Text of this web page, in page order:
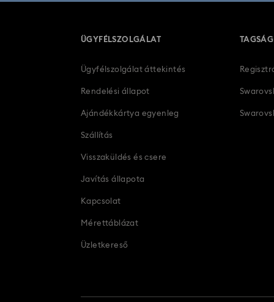
ÜGYFÉLSZOLGÁLAT
Ügyfélszolgálat áttekintés
Rendelési állapot
Ajándékkártya egyenleg
Szállítás
Visszaküldés és csere
Javítás állapota
Kapcsolat
Mérettáblázat
Üzletkereső
TAGSÁG